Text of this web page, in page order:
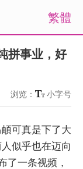
繁體
拼事业，好
浏览： 小字号
可真是下了大
似乎也在迈向
了一条视频，